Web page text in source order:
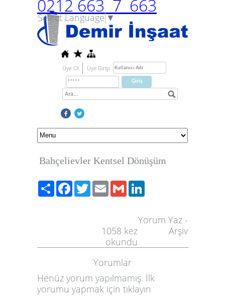
0212 663 7 663
Select Language▼
Üye Ol Üye Girişi
Bahçelievler Kentsel Dönüşüm
PaylaşFacebook
TwitterEmailGmail
Yorum Yaz -
Arşiv
1058 kez
okundu
Yorumlar
Henüz yorum yapılmamış. İlk
yorumu yapmak için tıklayın